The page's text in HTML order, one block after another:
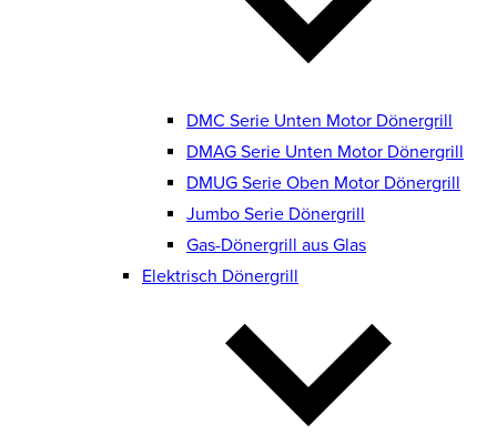
DMC Serie Unten Motor Dönergrill
DMAG Serie Unten Motor Dönergrill
DMUG Serie Oben Motor Dönergrill
Jumbo Serie Dönergrill
Gas-Dönergrill aus Glas
Elektrisch Dönergrill